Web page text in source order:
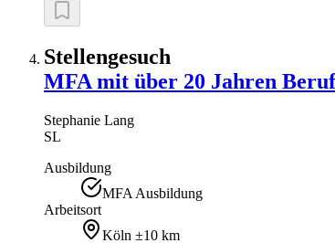
Stellengesuch
MFA mit über 20 Jahren
Stephanie Lang
SL
Ausbildung
MFA Ausbildung
Arbeitsort
Köln ±10 km